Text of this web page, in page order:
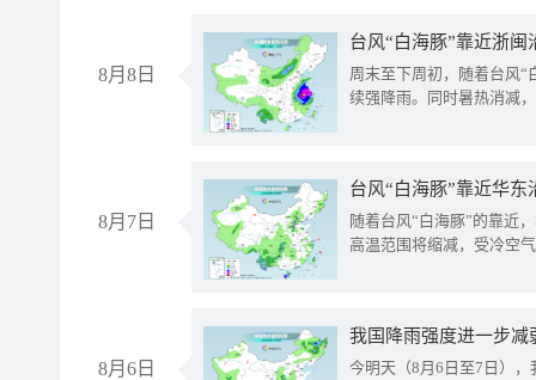
8月8日
台风“白海豚”靠近浙
周末至下周初，随着台风“
续强降雨。同时暑热消减
8月7日
台风“白海豚”靠近华
随着台风“白海豚”的靠近
高温范围将缩减，受冷空
8月6日
今明天（8月6日至7日）